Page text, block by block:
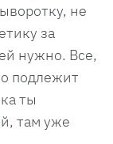
не
за
нужно. Все,
подлежит
ты
там уже